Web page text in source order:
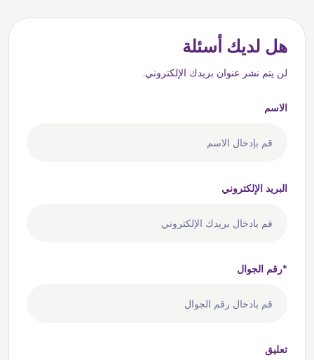
هل لديك أسئلة
لن يتم نشر عنوان بريدك الإلكتروني.
الاسم
البريد الإلكتروني
رقم الجوال*
تعليق